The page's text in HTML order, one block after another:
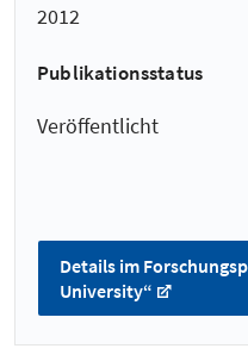
2012
Publikationsstatus
Veröffentlicht
Details im
University“